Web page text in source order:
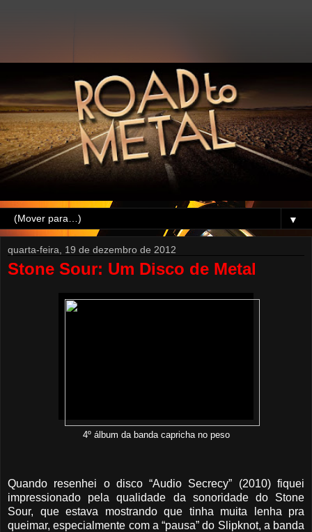
▼
quarta-feira, 19 de dezembro de 2012
Stone Sour: Um Disco de Metal
4º álbum da banda capricha no peso
Quando resenhei o disco “Audio Secrecy” (2010) fiquei
impressionado pela qualidade da sonoridade do Stone
Sour, que estava mostrando que tinha muita lenha pra
queimar, especialmente com a “pausa” do Slipknot, a banda